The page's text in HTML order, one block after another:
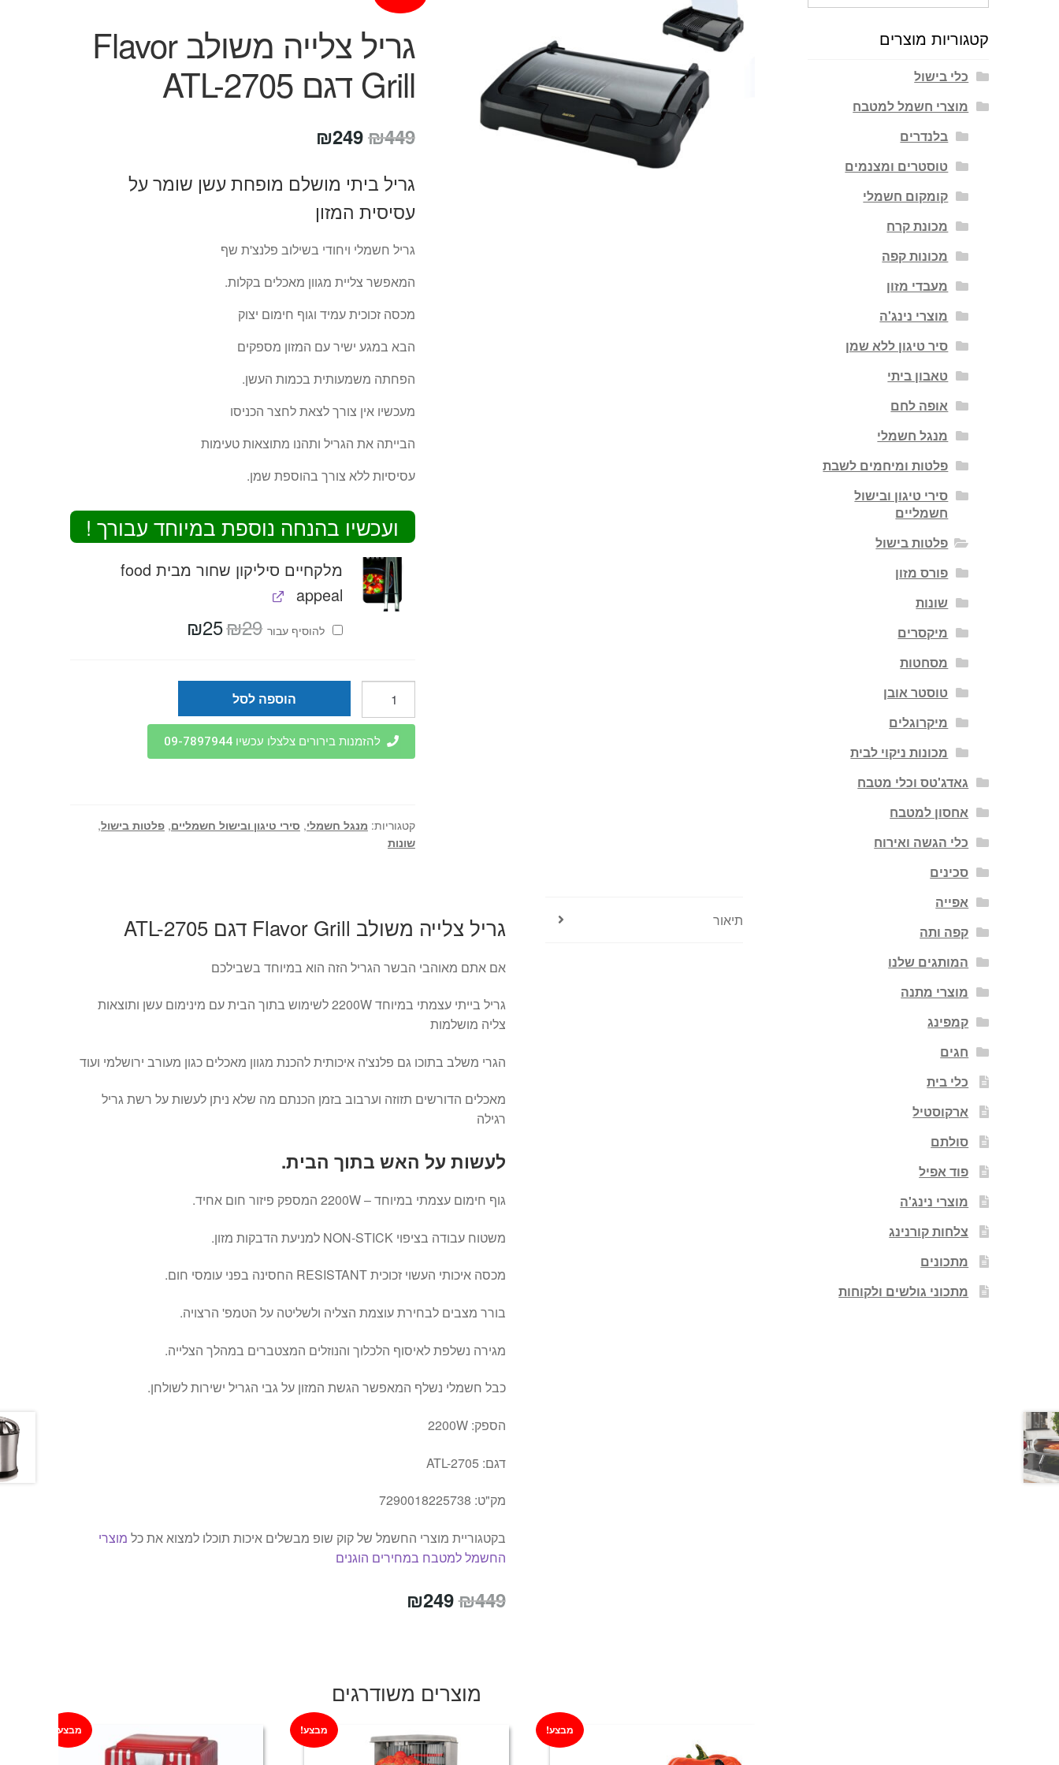
גריל צלייה משולב Flavor
Grill דגם ATL-2705
₪449
המחיר
היה:
₪449.
₪249
הוא:
גריל ביתי מושלם מופחת עשן שומר על
עסיסית המזון
גריל חשמלי ויחודי בשילוב פלנצ'ת שף
המאפשר צליית מגוון מאכלים בקלות.
מכסה זכוכית עמיד וגוף חימום יצוק
הבא במגע ישיר עם המזון מספקים
הפחתה משמעותית בכמות העשן.
מעכשיו אין צורך לצאת לחצר הכניסו
הבייתה את הגריל ותהנו מתוצאות טעימות
עסיסיות ללא צורך בהוספת שמן.
ועכשיו בהנחה נוספת במיוחד עבורך !
מלקחיים סיליקון שחור מבית food
appeal
להוסיף⁦⁩ עבור ₪29 המחיר
המקורי
₪25
גריל
צלייה
דגם
ATL-
הוספה לסל
להזמנות בירורים צלצלו עכשיו 09-7897944
קטגוריות: מנגל חשמלי, סירי טיגון ובישול חשמליים,פלטות בישול,
שונות
תיאור גריל צלייה משולב Flavor Grill דגם ATL-2705
אם אתם מאוהבי הבשר הגריל הזה הוא במיוחד בשבילכם
גריל בייתי עצמתי במיוחד 2200W לשימוש בתוך הבית עם מינימום עשן ותוצאות
צליה מושלמות
הגרי משלב בתוכו גם פלנצ'ה איכותית להכנת מגוון מאכלים כגון מעורב ירושלמי ועוד
מאכלים הדורשים תזוזה וערבוב בזמן הכנתם מה שלא ניתן לעשות על רשת גריל
רגילה
לעשות על האש בתוך הבית.
גוף חימום עצמתי במיוחד – 2200W המספק פיזור חום אחיד.
משטוח עבודה בציפוי NON-STICK למניעת הדבקות מזון.
מכסה איכותי העשוי זכוכית RESISTANT החסינה בפני עומסי חום.
בורר מצבים לבחירת עוצמת הצליה ולשליטה על הטמפ' הרצויה.
מגירה נשלפת לאיסוף הלכלוך והנוזלים המצטברים במהלך הצלייה.
כבל חשמלי נשלף המאפשר הגשת המזון על גבי הגריל ישירות לשולחן.
הספק: 2200W
דגם: ATL-2705
מק"ט: 7290018225738
בקטגוריית מוצרי החשמל של קוק שופ מבשלים איכות תוכלו למצוא את כל מוצרי
החשמל למטבח במחירים הוגנים
₪449
המחיר
₪449.
₪249
₪249.
מוצרים משודרגים
מבצע! מבצע! מבצע!
קטגוריות מוצרים
כלי בישול
מוצרי חשמל למטבח
בלנדרים
טוסטרים ומצנמים
קומקום חשמלי
מכונת קרח
מכונות קפה
מעבדי מזון
מוצרי נינג'ה
סיר טיגון ללא שמן
טאבון ביתי
אופה לחם
מנגל חשמלי
פלטות ומיחמים לשבת
סירי טיגון ובישול
חשמליים
פלטות בישול
פורס מזון
שונות
מיקסרים
מסחטות
טוסטר אובן
מיקרוגלים
מכונות ניקוי לבית
גאדג'טס וכלי מטבח
אחסון למטבח
כלי הגשה ואירוח
סכינים
אפייה
קפה ותה
המותגים שלנו
מוצרי מתנה
קמפינג
חגים
כלי בית
ארקוסטיל
סולתם
פוד אפיל
מוצרי נינג'ה
צלחות קורנינג
מתכונים
מתכוני גולשים ולקוחות